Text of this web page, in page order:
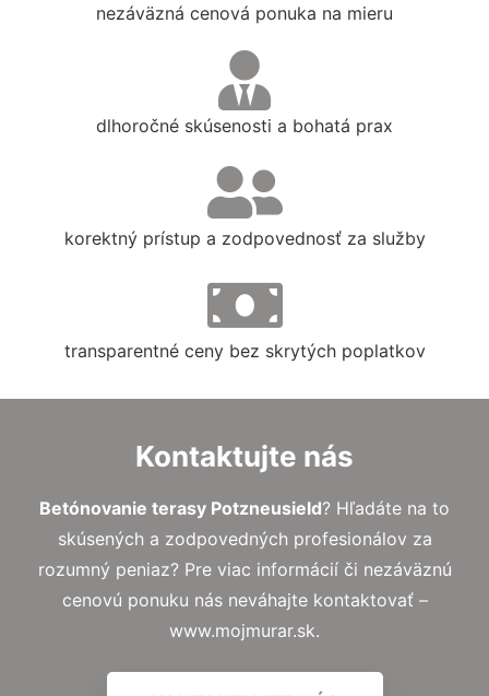
nezáväzná cenová ponuka na mieru
dlhoročné skúsenosti a bohatá prax
korektný prístup a zodpovednosť za služby
transparentné ceny bez skrytých poplatkov
Kontaktujte nás
Betónovanie terasy Potzneusield? Hľadáte na to
skúsených a zodpovedných profesionálov za
rozumný peniaz? Pre viac informácií či nezáväznú
cenovú ponuku nás neváhajte kontaktovať –
www.mojmurar.sk.